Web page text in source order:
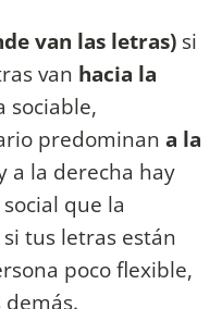
van las letras) si
van hacia la
sociable,
predominan a la
a la derecha hay
que la
tus letras están
poco flexible,